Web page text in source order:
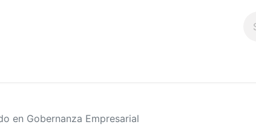
en Gobernanza Empresarial